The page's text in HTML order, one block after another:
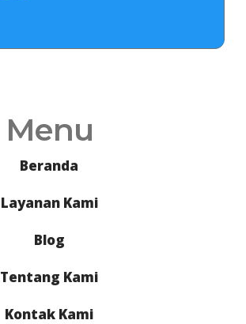
Menu
Beranda
Layanan Kami
Blog
Tentang Kami
Kontak Kami